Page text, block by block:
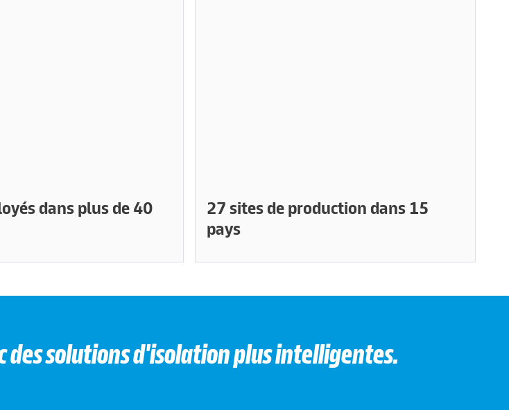
dans plus de 40
27 sites de production dans 15
pays
des solutions d'isolation plus intelligentes.